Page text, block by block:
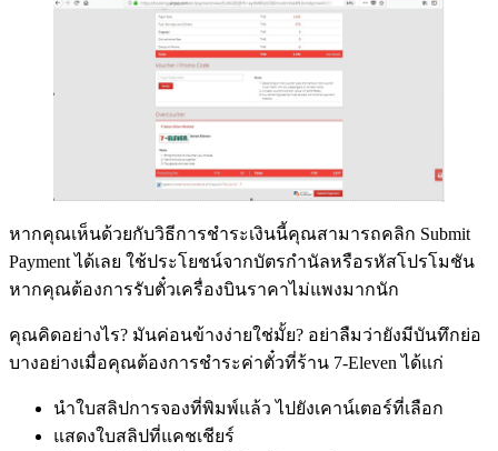
หากคุณเห็นด้วยกับวิธีการชำระเงินนี้คุณสามารถคลิก Submit
Payment ได้เลย ใช้ประโยชน์จากบัตรกำนัลหรือรหัสโปรโมชัน
หากคุณต้องการรับตั๋วเครื่องบินราคาไม่แพงมากนัก
คุณคิดอย่างไร? มันค่อนข้างง่ายใช่มั้ย? อย่าลืมว่ายังมีบันทึกย่อ
บางอย่างเมื่อคุณต้องการชำระค่าตั๋วที่ร้าน 7-Eleven ได้แก่
นำใบสลิปการจองที่พิมพ์แล้ว ไปยังเคาน์เตอร์ที่เลือก
แสดงใบสลิปที่แคชเชียร์